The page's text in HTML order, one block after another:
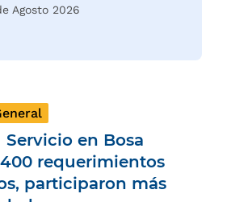
Agosto 2026
Servicio en Bosa
requerimientos
participaron más